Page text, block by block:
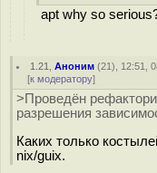
apt why so
1.21 ,Аноним (21), 12:51,
[к модератору]
>Проведён
разрешения
Каких только
nix/guix.